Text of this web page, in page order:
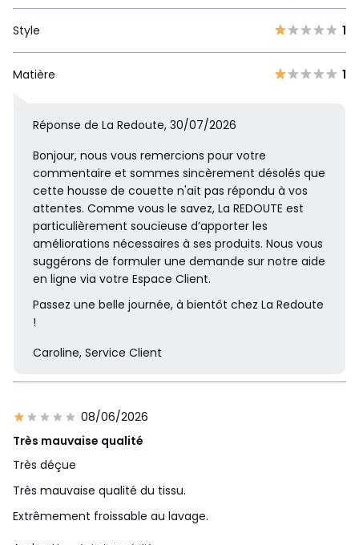
Style 1
Matière 1
Réponse de La Redoute, 30/07/2026
Bonjour, nous vous remercions pour votre
commentaire et sommes sincèrement désolés que
cette housse de couette n'ait pas répondu à vos
attentes. Comme vous le savez, La REDOUTE est
particulièrement soucieuse d’apporter les
améliorations nécessaires à ses produits. Nous vous
suggérons de formuler une demande sur notre aide
en ligne via votre Espace Client.
Passez une belle journée, à bientôt chez La Redoute
!
Caroline, Service Client
08/06/2026
Très mauvaise qualité
Très déçue
Très mauvaise qualité du tissu.
Extrêmement froissable au lavage.